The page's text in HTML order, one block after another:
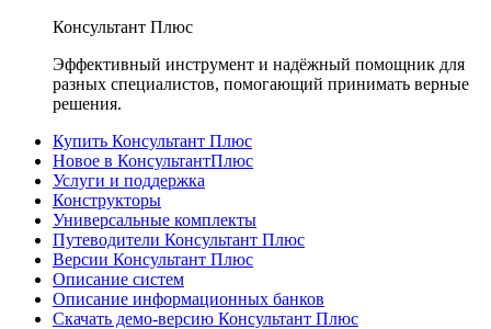
Консультант Плюс
Эффективный инструмент и надёжный помощник для
разных специалистов, помогающий принимать верные
решения.
Купить Консультант Плюс
Новое в КонсультантПлюс
Услуги и поддержка
Конструкторы
Универсальные комплекты
Путеводители Консультант Плюс
Версии Консультант Плюс
Описание систем
Описание информационных банков
Скачать демо-версию Консультант Плюс